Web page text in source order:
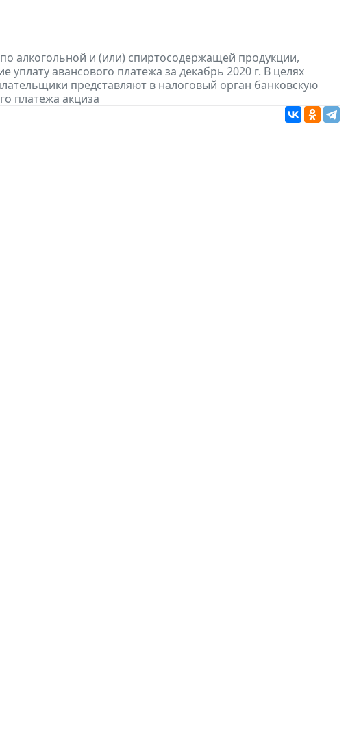
алкогольной и (или) спиртосодержащей продукции,
уплату авансового платежа за декабрь 2020 г. В целях
представляют в налоговый орган банковскую
платежа акциза